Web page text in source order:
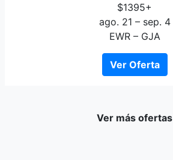
$1395+
ago. 21 – sep. 4
EWR – GJA
Ver Oferta
Ver más ofertas